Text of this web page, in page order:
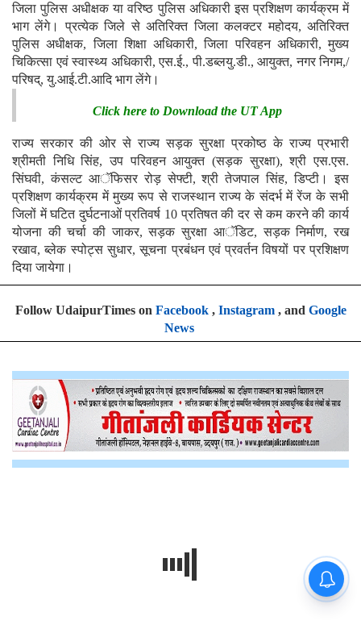
जिला पुलिस अधीक्षक या वरिष्ठ पुलिस अधिकारी इस प्रशिक्षण कार्यक्रम में
भाग लेंगे। प्रत्येक जिले से अतिरिक्त जिला कलक्टर महोदय, अतिरिक्त
पुलिस अधीक्षक, जिला शिक्षा अधिकारी, जिला परिवहन अधिकारी, मुख्य
चिकित्सा एवं स्वास्थ्य अधिकारी, एस.ई., पी.डब्लयु.डी., आयुक्त, नगर निगम,/
परिषद्, यु.आई.टी.आदि भाग लेंगे।
Click here to Download the UT App
राज्य सरकार की ओर से राज्य सड़क सुरक्षा प्रकोष्ठ के राज्य प्रभारी
श्रीमती निधि सिंह, उप परिवहन आयुक्त (सड़क सुरक्षा), श्री एस.एस.
सिंघवी, कंसल्ट आॅफिसर रोड़ सेफ्टी, श्री तेजपाल सिंह, डिप्टी। इस
प्रशिक्षण कार्यक्रम में मुख्य रूप से राजस्थान राज्य के संदर्भ में रेंज के सभी
जिलों में घटित दुर्घटनाओं प्रतिवर्ष 10 प्रतिषत की दर से कम करने की कार्य
योजना की चर्चा की जाकर, सड़क सुरक्षा आॅडिट, सड़क निर्माण, रख
रखाव, ब्लेक स्पोट्स सुधार, सूचना प्रबंधन एवं प्रवर्तन विषयों पर प्रशिक्षण
दिया जायेगा।
Follow UdaipurTimes on Facebook, Instagram, and Google
News